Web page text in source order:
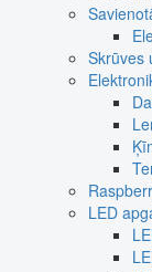
Skrūves
LED